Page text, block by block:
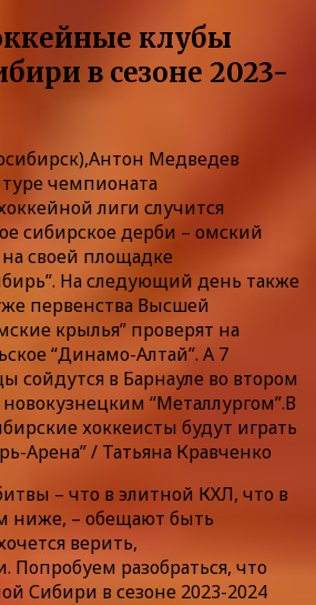
клубы
в сезоне 2023-
Медведев
чемпионата
лиги случится
сибирское дерби – омский
своей площадке
На следующий день также
первенства Высшей
крылья” проверят на
“Динамо-Алтай”. А 7
сойдутся в Барнауле во втором
“Металлургом”.В
хоккеисты будут играть
Арена” / Татьяна Кравченко
– что в элитной КХЛ, что в
ниже, – обещают быть
верить,
Попробуем разобраться, что
Сибири в сезоне 2023-2024